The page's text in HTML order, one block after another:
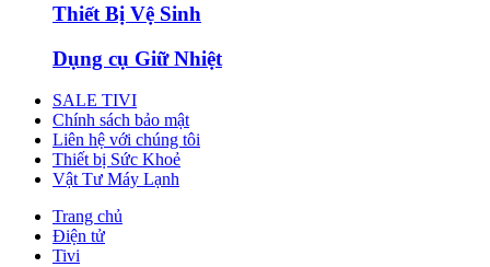
Thiết Bị Vệ Sinh
Dụng cụ Giữ Nhiệt
SALE TIVI
Chính sách bảo mật
Liên hệ với chúng tôi
Thiết bị Sức Khoẻ
Vật Tư Máy Lạnh
Trang chủ
Điện tử
Tivi